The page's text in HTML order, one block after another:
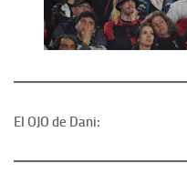
El OJO de Dani: